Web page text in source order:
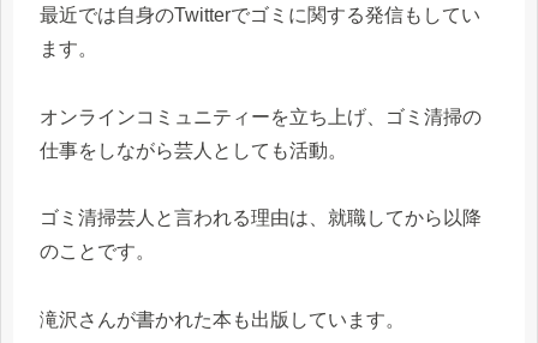
最近では自身のTwitterでゴミに関する発信もしてい
ます。
オンラインコミュニティーを立ち上げ、ゴミ清掃の
仕事をしながら芸人としても活動。
ゴミ清掃芸人と言われる理由は、就職してから以降
のことです。
滝沢さんが書かれた本も出版しています。